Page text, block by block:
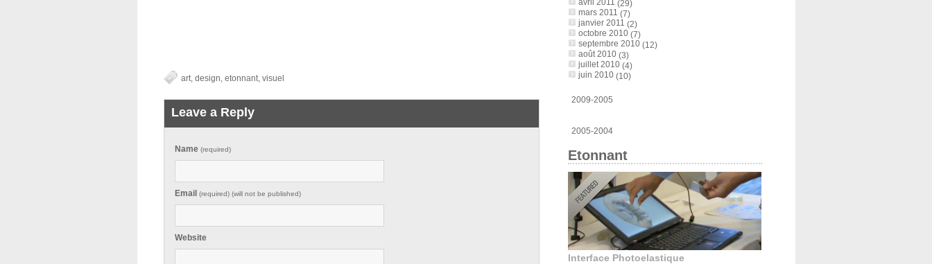
(29)
mars 2011 (7)
janvier 2011 (2)
octobre 2010(7)
septembre 2010(12)
août 2010(3)
juillet 2010(4)
juin 2010(10)
2009-2005
2005-2004
Etonnant
Interface Photoelastique
art, design etonnant, visuel
Leave a Reply
Name(required)
Email (required) (will not be published)
Website